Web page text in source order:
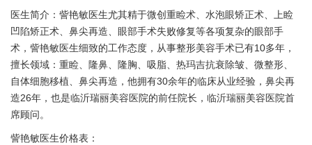
医生简介：訾艳敏医生尤其精于微创重睑术、水泡眼矫正术、上睑
凹陷矫正术、鼻尖再造、眼部手术失败修复等各项复杂的眼部手
术，訾艳敏医生细致的工作态度，从事整形美容手术已有10多年，
擅长领域：重睑、隆鼻、隆胸、吸脂、热玛吉抗衰除皱、微整形、
自体细胞移植、鼻尖再造，他拥有30余年的临床从业经验，鼻尖再
造26年，也是临沂瑞丽美容医院的前任院长，临沂瑞丽美容医院首
席顾问。
訾艳敏医生价格表：